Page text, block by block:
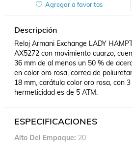
Agregar a favoritos
Descripción
Reloj Armani Exchange LADY
AX5272 con movimiento cuarzo,
36 mm de al menos un 50 % de
en color oro rosa, correa de
18 mm, carátula color oro rosa, con
hermeticidad es de 5 ATM.
ESPECIFICACIONES
Alto Del Empaque 20